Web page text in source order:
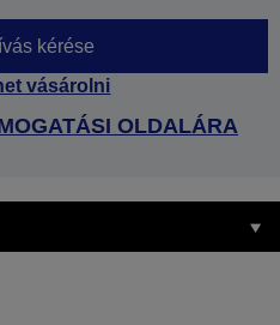
kérése
vásárolni
OLDALÁRA